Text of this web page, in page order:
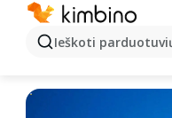
Ieškoti